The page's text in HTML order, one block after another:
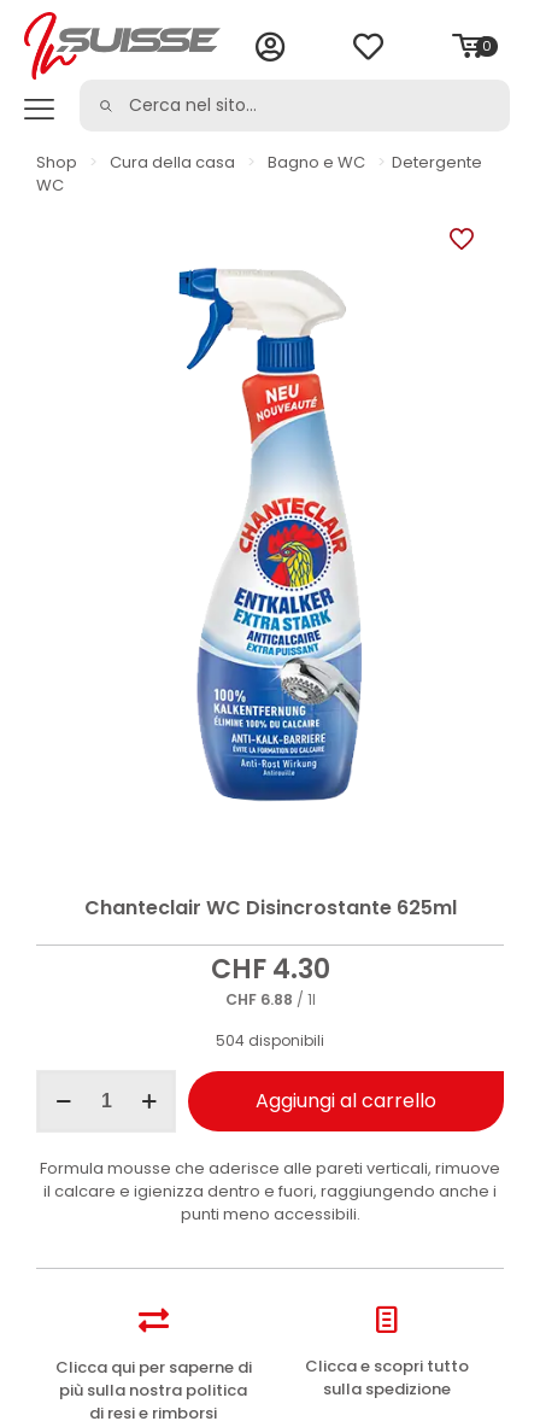
0
Shop > Cura della casa > Bagno e WC > Detergente
WC
Chanteclair WC Disincrostante 625ml
CHF4.30
CHF6.88 / 1l
504 disponibili
WC
quantità
Aggiungi al carrello
Formula mousse che aderisce alle pareti verticali, rimuove
il calcare e igienizza dentro e fuori, raggiungendo anche i
punti meno accessibili.
Clicca qui per saperne di
più sulla nostra politica
di resi e rimborsi
Clicca e scopri tutto
sulla spedizione